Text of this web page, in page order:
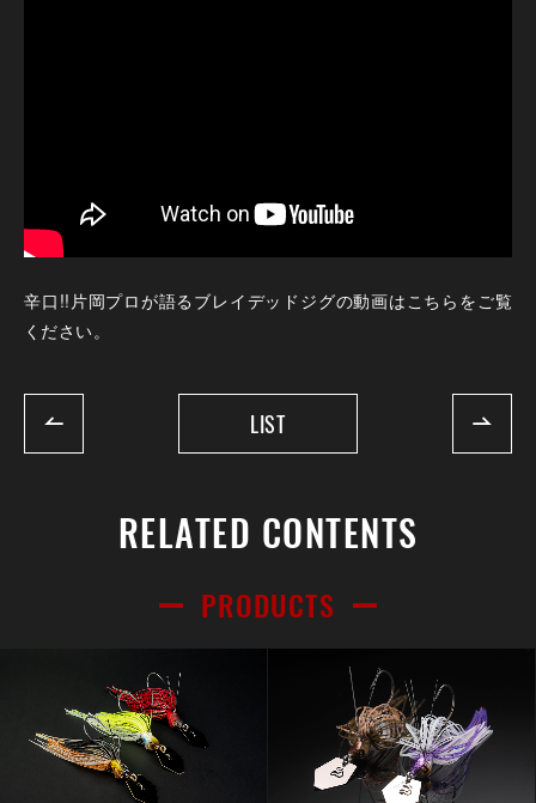
辛口!!片岡プロが語るブレイデッドジグの動画はこちらをご覧
ください。
LIST
RELATED CONTENTS
PRODUCTS